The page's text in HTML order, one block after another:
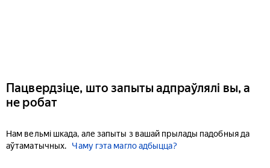
Пацвердзіце, што запыты адпраўлялі вы, а
не робат
Нам вельмі шкада, але запыты з вашай прылады падобныя да
аўтаматычных.
Чаму гэта магло адбыцца?